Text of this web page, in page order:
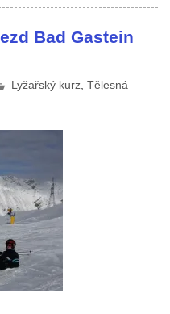
Bad Gastein
Lyžařský kurz, Tělesná